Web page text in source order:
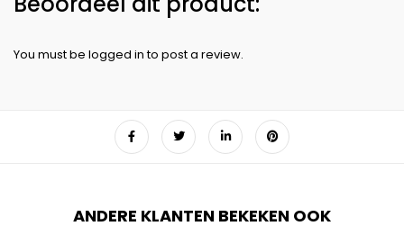
You must be logged into post a review.